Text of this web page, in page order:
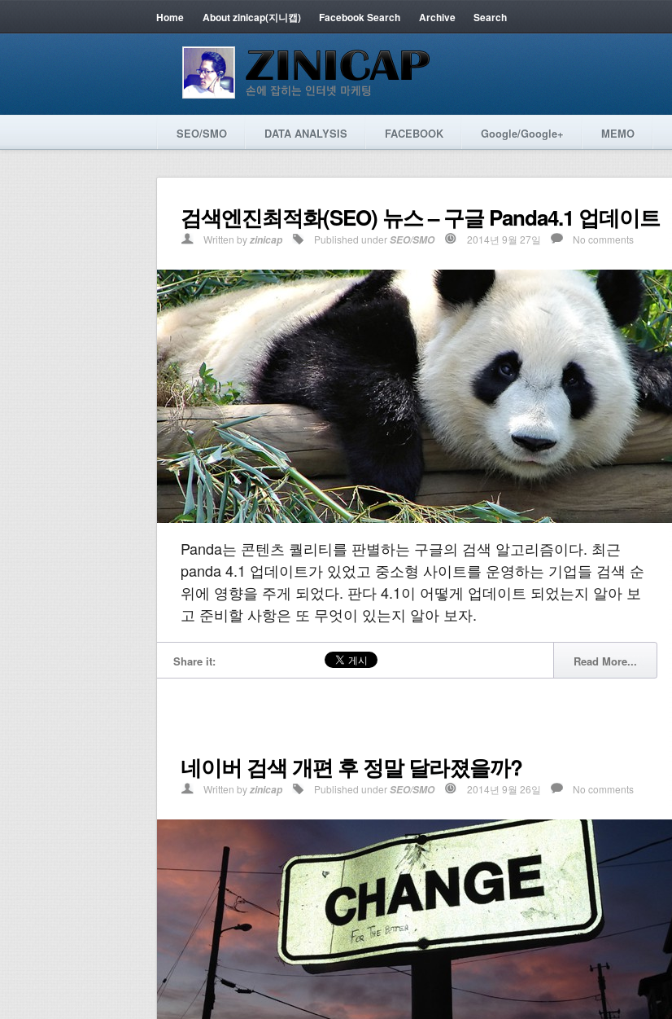
Home About zinicap(지니캡) Facebook Search Archive Search
SEO/SMO DATA ANALYSIS FACEBOOK Google/Google+ MEMO
검색엔진최적화(SEO) 뉴스 – 구글 Panda4.1 업데이트
Written byzinicap Published underSEO/SMO 2014년 9월 27일 No comments
Panda는 콘텐츠 퀄리티를 판별하는 구글의 검색 알고리즘이다. 최근
panda 4.1 업데이트가 있었고 중소형 사이트를 운영하는 기업들 검색 순
위에 영향을 주게 되었다. 판다 4.1이 어떻게 업데이트 되었는지 알아 보
고 준비할 사항은 또 무엇이 있는지 알아 보자.
Share it: Read More...
네이버 검색 개편 후 정말 달라졌을까?
Written byzinicap Published underSEO/SMO 2014년 9월 26일 No comments